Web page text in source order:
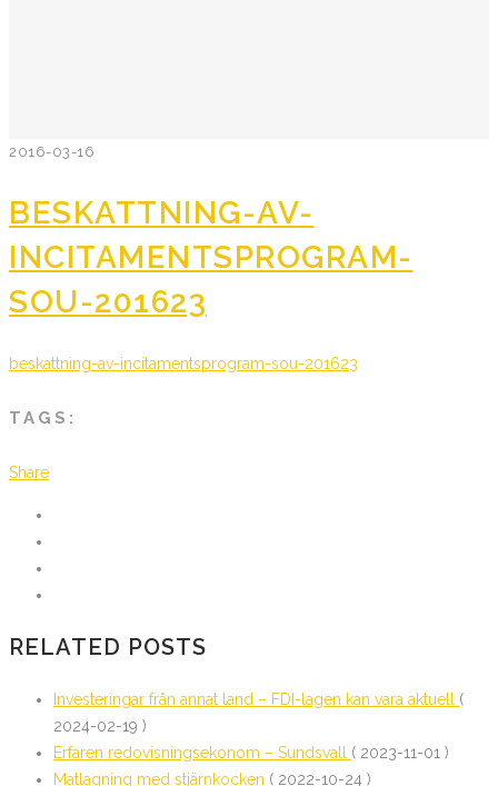
2016-03-16
BESKATTNING-AV-
INCITAMENTSPROGRAM-
SOU-201623
beskattning-av-incitamentsprogram-sou-201623
TAGS:
Share
RELATED POSTS
Investeringar från annat land – FDI-lagen kan vara aktuell (
2024-02-19 )
Erfaren redovisningsekonom – Sundsvall ( 2023-11-01 )
Matlagning med stjärnkocken ( 2022-10-24 )